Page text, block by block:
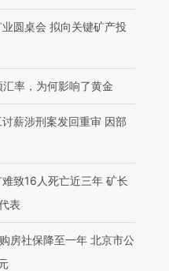
圆桌会 拟向关键矿产投
率，为何影响了黄金
讨薪涉刑案发回重审 因部
致16人死亡近三年 矿长
表
房社保降至一年 北京市公